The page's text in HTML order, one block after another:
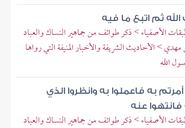
ثم اتبع ما فيه
الأصفياء > ذكر طوائف من جماهير النساك والعباد
> الأحاديث الشريفة والأخبار المنيفة التي رواها
الله
أمرتم به فاعملوا به وانظروا الذي
عنه
الأصفياء > ذكر طوائف من جماهير النساك والعباد